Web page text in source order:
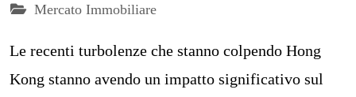
Mercato Immobiliare
Le recenti turbolenze che stanno colpendo Hong
Kong stanno avendo un impatto significativo sul